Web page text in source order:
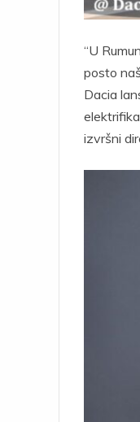
“U
posto
Dacia
izvršni